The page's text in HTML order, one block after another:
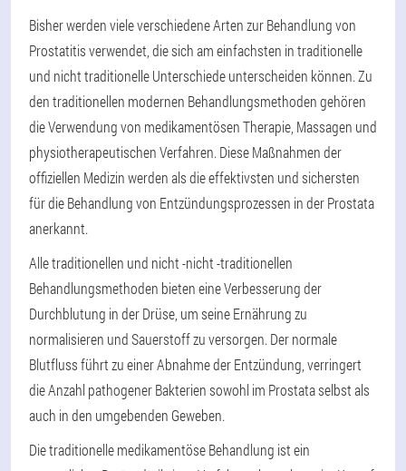
Bisher werden viele verschiedene Arten zur Behandlung von
Prostatitis verwendet, die sich am einfachsten in traditionelle
und nicht traditionelle Unterschiede unterscheiden können. Zu
den traditionellen modernen Behandlungsmethoden gehören
die Verwendung von medikamentösen Therapie, Massagen und
physiotherapeutischen Verfahren. Diese Maßnahmen der
offiziellen Medizin werden als die effektivsten und sichersten
für die Behandlung von Entzündungsprozessen in der Prostata
anerkannt.
Alle traditionellen und nicht -nicht -traditionellen
Behandlungsmethoden bieten eine Verbesserung der
Durchblutung in der Drüse, um seine Ernährung zu
normalisieren und Sauerstoff zu versorgen. Der normale
Blutfluss führt zu einer Abnahme der Entzündung, verringert
die Anzahl pathogener Bakterien sowohl im Prostata selbst als
auch in den umgebenden Geweben.
Die traditionelle medikamentöse Behandlung ist ein